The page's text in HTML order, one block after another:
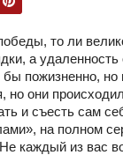
то ли
а
пожизненно, но
они
и съесть сам
на полном
каждый из вас